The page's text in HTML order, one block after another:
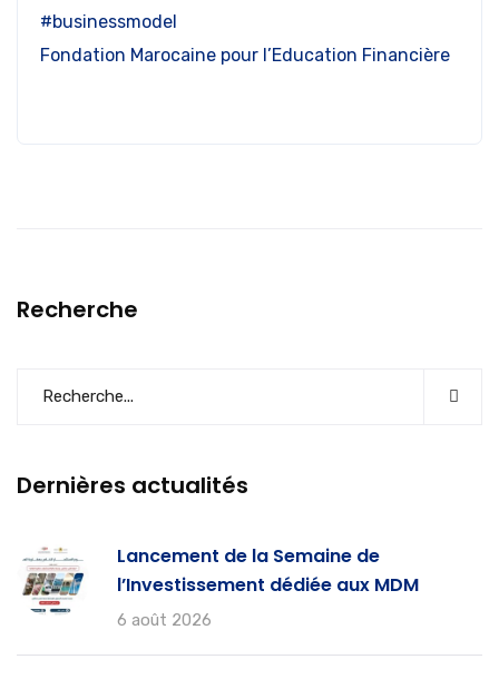
#businessmodel
Fondation Marocaine pour l’Education Financière
Recherche
Dernières actualités
Lancement de la Semaine de
l’Investissement dédiée aux MDM
6 août 2026